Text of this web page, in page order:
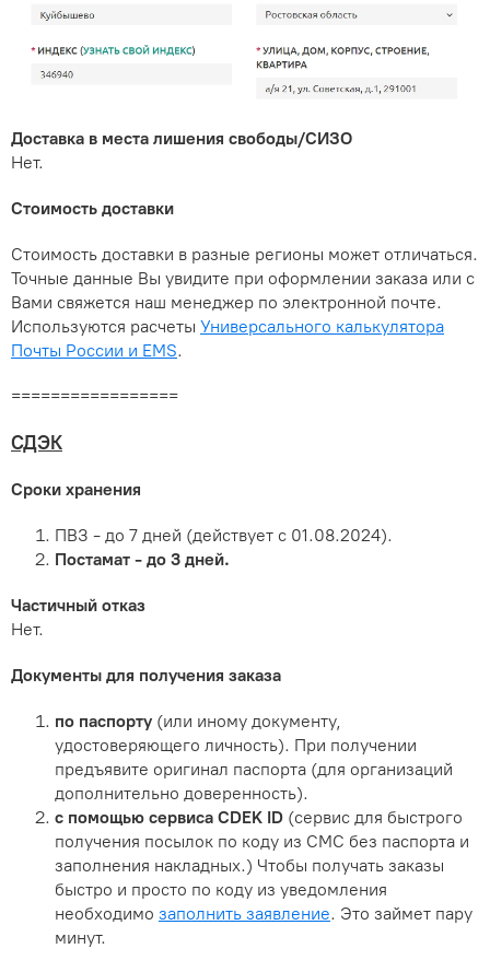
Доставка в места лишения свободы/СИЗО
Нет.
Стоимость доставки
Стоимость доставки в разные регионы может отличаться.
Точные данные Вы увидите при оформлении заказа или с
Вами свяжется наш менеджер по электронной почте.
Используются расчеты Универсального калькулятора
Почты России и EMS.
=================
СДЭК
Сроки хранения
ПВЗ - до 7 дней (действует с 01.08.2024).
Постамат - до 3 дней.
Частичный отказ
Нет.
Документы для получения заказа
по паспорту (или иному документу,
удостоверяющего личность). При получении
предъявите оригинал паспорта (для организаций
дополнительно доверенность).
с помощью сервиса CDEK ID (сервис для быстрого
получения посылок по коду из СМС без паспорта и
заполнения накладных.) Чтобы получать заказы
быстро и просто по коду из уведомления
необходимо заполнить заявление. Это займет пару
минут.